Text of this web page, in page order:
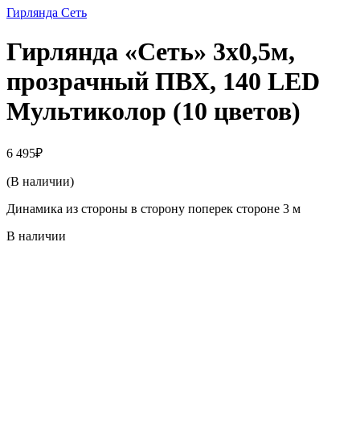
Гирлянда Сеть
Гирлянда «Сеть» 3х0,5м,
прозрачный ПВХ, 140 LED
Мультиколор (10 цветов)
6 495₽
(В наличии)
Динамика из стороны в сторону поперек стороне 3 м
В наличии